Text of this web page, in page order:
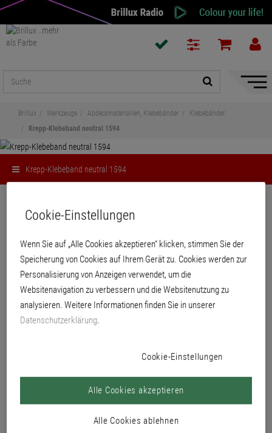
Brillux Werkzeuge Abdeckmaterialien, Klebebänder
Klebebänder
Krepp-Klebeband neutral 1594
Krepp-Klebeband neutral 1594
Krepp-Klebeband neutral 1594
Schwach gekrepptes Papierabdeckband für innen. Für kurzfristige
Verklebungen ohne Temperaturbelastungen auf glatten Untergründen.
Cookie-Einstellungen
Wenn Sie auf „Alle Cookies akzeptieren“ klicken, stimmen Sie der
Speicherung von Cookies auf Ihrem Gerät zu. Cookies werden zur
Personalisierung von Anzeigen verwendet, um die
Websitenavigation zu verbessern und die Websitenutzung zu
analysieren. Weitere Informationen finden Sie in unserer
Datenschutzerklärung.
Cookie-Einstellungen
Alle Cookies ablehnen
Alle Cookies akzeptieren